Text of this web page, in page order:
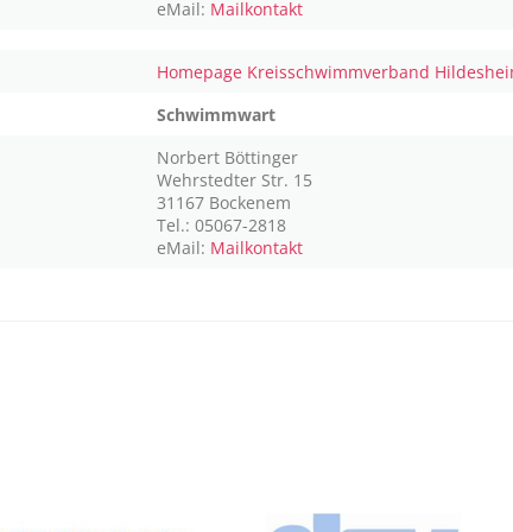
eMail: Mailkontakt
Homepage Kreisschwimmverband
Schwimmwart
Norbert Böttinger
Wehrstedter Str. 15
31167 Bockenem
Tel.: 05067-2818
eMail: Mailkontakt